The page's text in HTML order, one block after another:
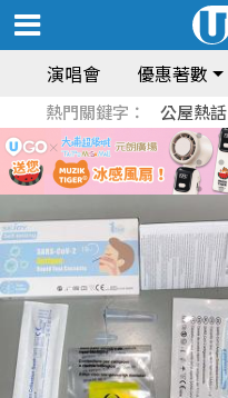
演唱會 優惠著數
熱門關鍵字： 公屋熱話